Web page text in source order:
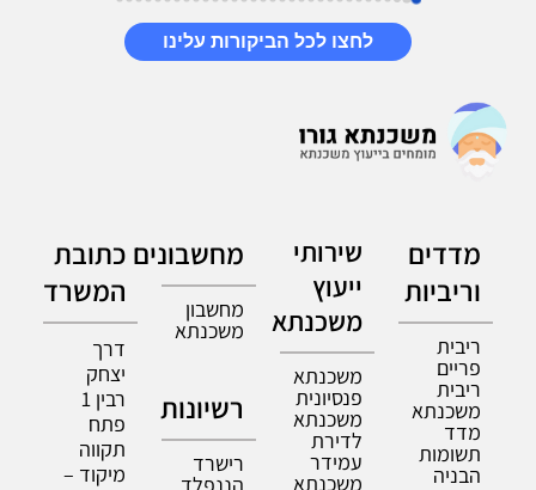
לחצו לכל הביקורות עלינו
מדדים
וריביות
ריבית
פריים
ריבית
משכנתא
מדד
תשומות
הבניה
שירותי
ייעוץ
משכנתא
משכנתא
פנסיונית
משכנתא
לדירת
עמידר
משכנתא
מחשבונים
מחשבון
משכנתא
רשיונות
רישרד
כתובת
המשרד
דרך
יצחק
רבין 1
פתח
תקווה
מיקוד –